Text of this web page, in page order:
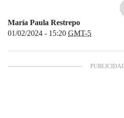
María Paula Restrepo
01/02/2024 - 15:20 GMT-5